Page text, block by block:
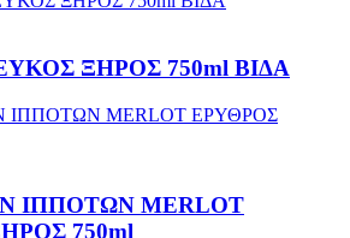
ΞΗΡΟΣ 750ml ΒΙΔΑ
ΙΠΠΟΤΩΝ MERLOT
750ml